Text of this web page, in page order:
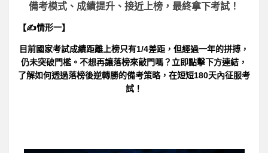
備考模式、成績提升、接近上榜，最終拿下考試！
【✍情形一】
目前國家考試成績距離上榜只有1/4差距，但經過一年的拼搏，
仍未突破門檻。不想再讓落榜來敲門嗎？立即點擊下方連結，
了解如何透過落榜後逆轉勝的備考策略，在短短180天內征服考
試！